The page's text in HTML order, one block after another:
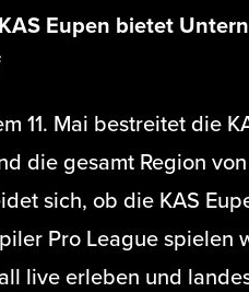
Eupen bietet
11. Mai bestreitet die
die gesamt Region
sich, ob die KAS
Pro League spielen
live erleben und